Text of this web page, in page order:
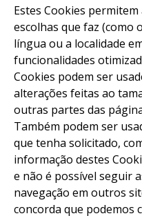
Estes Cookies
escolhas que faz (como
língua ou a localidade
funcionalidades
Cookies podem ser
alterações feitas ao
outras partes das
Também podem ser
que tenha solicitado,
informação destes
e não é possível seguir
navegação em outros
concorda que podemos